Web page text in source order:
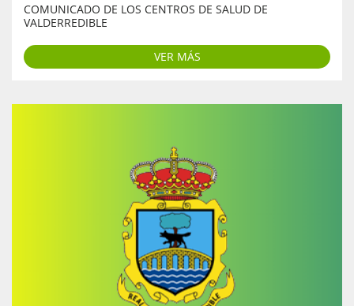
COMUNICADO DE LOS CENTROS DE SALUD DE
VALDERREDIBLE
VER MÁS